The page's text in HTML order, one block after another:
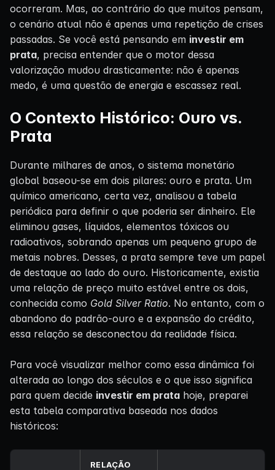
ocorreram. Mas, ao contrário do que muitos pensam,
o cenário atual não é apenas uma repetição de crises
passadas. Se você está pensando em investir em
prata, precisa entender que o motor dessa
valorização mudou drasticamente: não é apenas
medo, é uma questão de energia e escassez real.
O Contexto Histórico: Ouro vs.
Prata
Durante milhares de anos, o sistema monetário
global baseou-se em dois pilares: ouro e prata. Um
químico americano, certa vez, analisou a tabela
periódica para definir o que poderia ser dinheiro. Ele
eliminou gases, líquidos, elementos tóxicos ou
radioativos, sobrando apenas um pequeno grupo de
metais nobres. Desses, a prata sempre teve um papel
de destaque ao lado do ouro. Historicamente, existia
uma relação de preço muito estável entre os dois,
conhecida como Gold Silver Ratio. No entanto, com o
abandono do padrão-ouro e a expansão do crédito,
essa relação se desconectou da realidade física.
Para você visualizar melhor como essa dinâmica foi
alterada ao longo dos séculos e o que isso significa
para quem decide investir em prata hoje, preparei
esta tabela comparativa baseada nos dados
históricos:
RELAÇÃO